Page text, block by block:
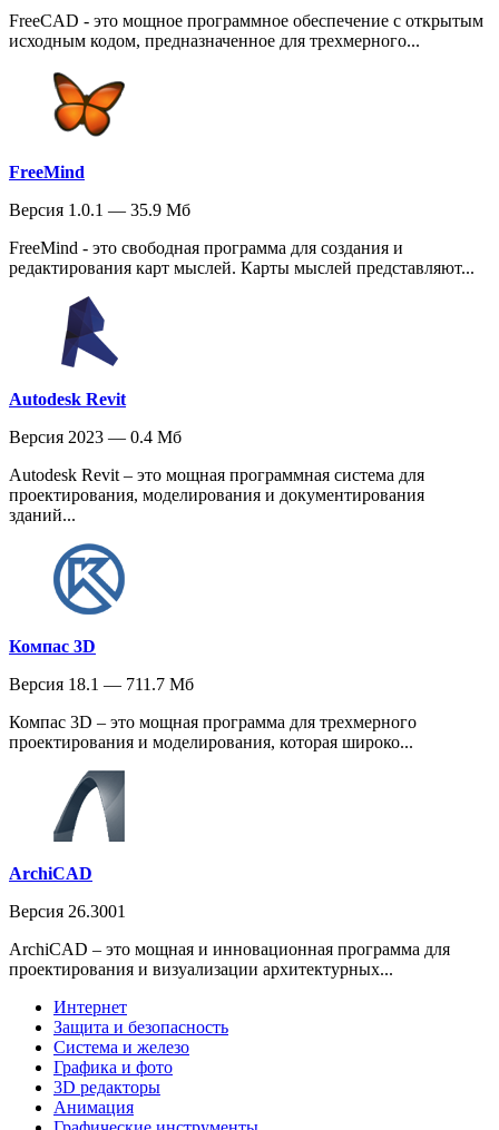
FreeCAD - это мощное программное обеспечение с открытым
исходным кодом, предназначенное для трехмерного...
FreeMind
Версия 1.0.1 — 35.9 Мб
FreeMind - это свободная программа для создания и
редактирования карт мыслей. Карты мыслей представляют...
Autodesk Revit
Версия 2023 — 0.4 Мб
Autodesk Revit – это мощная программная система для
проектирования, моделирования и документирования
зданий...
Компас 3D
Версия 18.1 — 711.7 Мб
Компас 3D – это мощная программа для трехмерного
проектирования и моделирования, которая широко...
ArchiCAD
Версия 26.3001
ArchiCAD – это мощная и инновационная программа для
проектирования и визуализации архитектурных...
Интернет
Защита и безопасность
Система и железо
Графика и фото
3D редакторы
Анимация